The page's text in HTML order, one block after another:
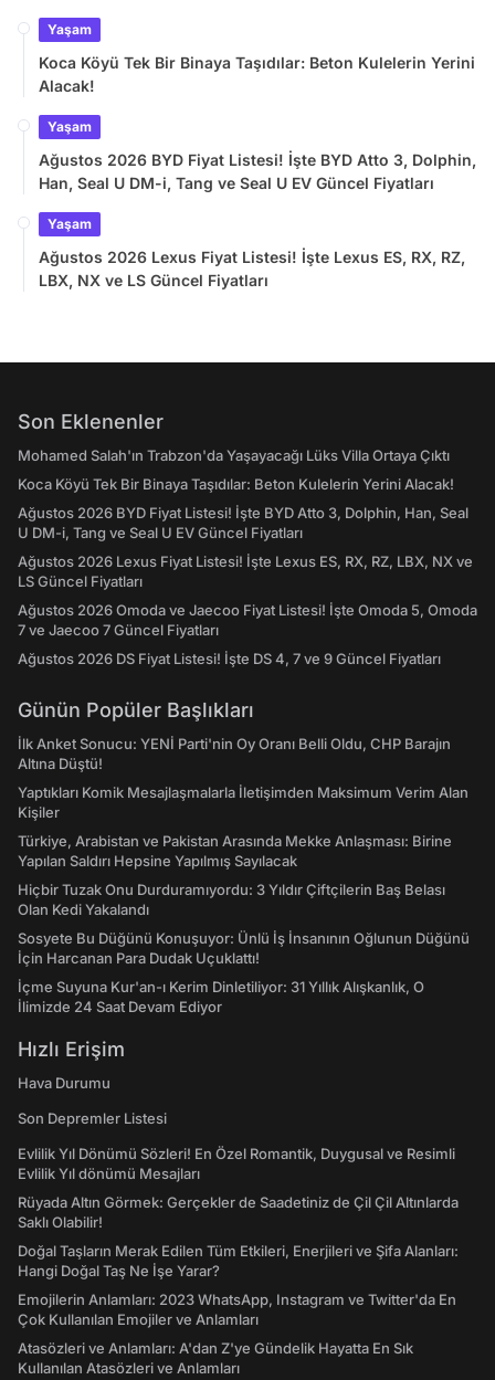
Yaşam
Koca Köyü Tek Bir Binaya Taşıdılar: Beton Kulelerin Yerini
Alacak!
Yaşam
Ağustos 2026 BYD Fiyat Listesi! İşte BYD Atto 3, Dolphin,
Han, Seal U DM-i, Tang ve Seal U EV Güncel Fiyatları
Yaşam
Ağustos 2026 Lexus Fiyat Listesi! İşte Lexus ES, RX, RZ,
LBX, NX ve LS Güncel Fiyatları
Son Eklenenler
Mohamed Salah'ın Trabzon'da Yaşayacağı Lüks Villa Ortaya Çıktı
Koca Köyü Tek Bir Binaya Taşıdılar: Beton Kulelerin Yerini Alacak!
Ağustos 2026 BYD Fiyat Listesi! İşte BYD Atto 3, Dolphin, Han, Seal
U DM-i, Tang ve Seal U EV Güncel Fiyatları
Ağustos 2026 Lexus Fiyat Listesi! İşte Lexus ES, RX, RZ, LBX, NX ve
LS Güncel Fiyatları
Ağustos 2026 Omoda ve Jaecoo Fiyat Listesi! İşte Omoda 5, Omoda
7 ve Jaecoo 7 Güncel Fiyatları
Ağustos 2026 DS Fiyat Listesi! İşte DS 4, 7 ve 9 Güncel Fiyatları
Günün Popüler Başlıkları
İlk Anket Sonucu: YENİ Parti'nin Oy Oranı Belli Oldu, CHP Barajın
Altına Düştü!
Yaptıkları Komik Mesajlaşmalarla İletişimden Maksimum Verim Alan
Kişiler
Türkiye, Arabistan ve Pakistan Arasında Mekke Anlaşması: Birine
Yapılan Saldırı Hepsine Yapılmış Sayılacak
Hiçbir Tuzak Onu Durduramıyordu: 3 Yıldır Çiftçilerin Baş Belası
Olan Kedi Yakalandı
Sosyete Bu Düğünü Konuşuyor: Ünlü İş İnsanının Oğlunun Düğünü
İçin Harcanan Para Dudak Uçuklattı!
İçme Suyuna Kur'an-ı Kerim Dinletiliyor: 31 Yıllık Alışkanlık, O
İlimizde 24 Saat Devam Ediyor
Hızlı Erişim
Hava Durumu
Son Depremler Listesi
Evlilik Yıl Dönümü Sözleri! En Özel Romantik, Duygusal ve Resimli
Evlilik Yıl dönümü Mesajları
Rüyada Altın Görmek: Gerçekler de Saadetiniz de Çil Çil Altınlarda
Saklı Olabilir!
Doğal Taşların Merak Edilen Tüm Etkileri, Enerjileri ve Şifa Alanları:
Hangi Doğal Taş Ne İşe Yarar?
Emojilerin Anlamları: 2023 WhatsApp, Instagram ve Twitter'da En
Çok Kullanılan Emojiler ve Anlamları
Atasözleri ve Anlamları: A'dan Z'ye Gündelik Hayatta En Sık
Kullanılan Atasözleri ve Anlamları